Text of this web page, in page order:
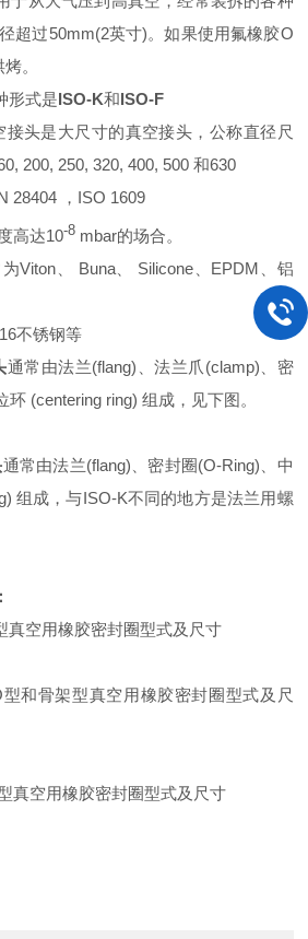
超过50mm(2英寸)。如果使用氟橡胶O
。
式是ISO-K和ISO-F
头是大尺寸的真空接头，公称直径尺
200, 250, 320, 400, 500 和630
，ISO 1609
高达10-8 mbar的场合。
、 Buna、 Silicone、EPDM、铝
不锈钢等
通常由法兰(flang)、法兰爪(clamp)、密
(centering ring) 组成，见下图。
通常由法兰(flang)、密封圈(O-Ring)、中
组成，与ISO-K不同的地方是法兰用螺
空用橡胶密封圈型式及尺寸
和骨架型真空用橡胶密封圈型式及尺
空用橡胶密封圈型式及尺寸